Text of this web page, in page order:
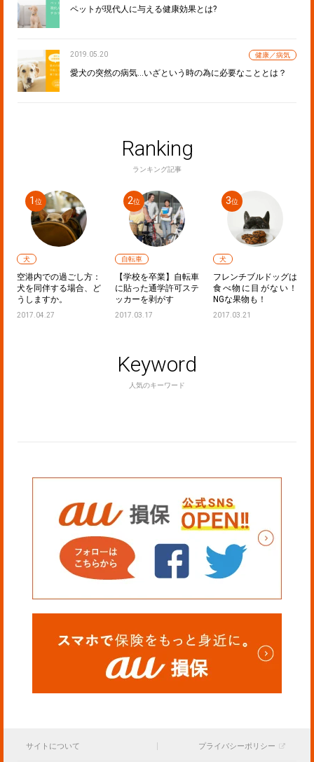
ペットが現代人に与える健康効果とは?
2019.05.20 健康／病気
愛犬の突然の病気…いざという時の為に必要なこととは？
Ranking
ランキング記事
犬
空港内での過ごし方：
犬を同伴する場合、ど
うしますか。
2017.04.27
自転車
【学校を卒業】自転車
に貼った通学許可ステ
ッカーを剥がす
2017.03.17
犬
フレンチブルドッグは
食べ物に目がない！
NGな果物も！
2017.03.21
Keyword
人気のキーワード
サイトについて プライバシーポリシー